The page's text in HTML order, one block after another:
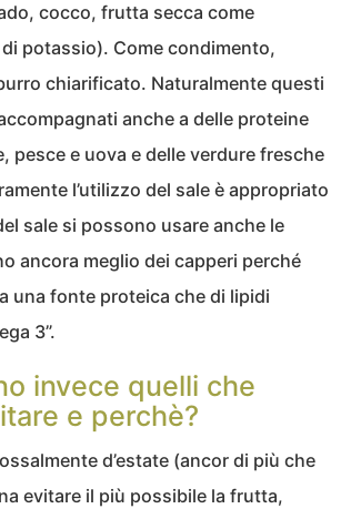
cocco, frutta secca come
potassio). Come condimento,
chiarificato. Naturalmente questi
anche a delle proteine
pesce e uova e delle verdure fresche
l’utilizzo del sale è appropriato
sale si possono usare anche le
ancora meglio dei capperi perché
una fonte proteica che di lipidi
3”.
invece quelli che
e perchè?
d’estate (ancor di più che
evitare il più possibile la frutta,